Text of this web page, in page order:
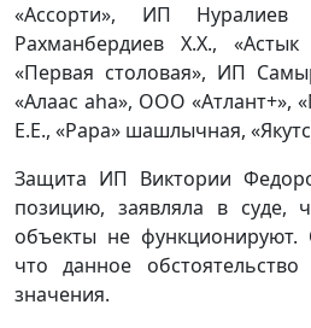
«Ассорти», ИП
Рахманбердиев Х.Х.,
«Первая столовая», ИП
«Алаас аhа», ООО «Атлант+»,
Е.Е., «Papa» шашлычная,
Защита ИП Виктории
позицию, заявляла в суде,
объекты не функционируют.
что данное
значения.